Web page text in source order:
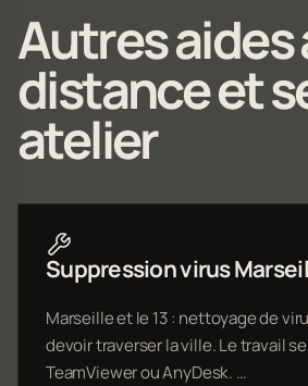
Autres aides
distance et
atelier
Suppression virus
Marseille et le 13 : nettoyage de
devoir traverser la ville. Le travail
TeamViewer ou AnyDesk. …